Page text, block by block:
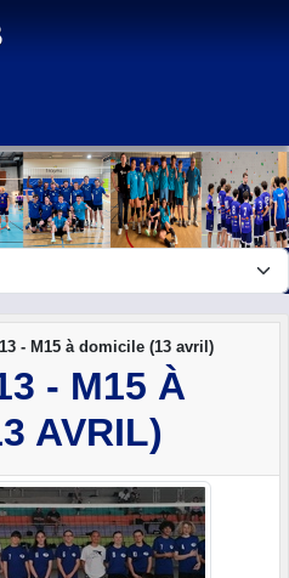
- M15 à domicile (13 avril)
- M15 À
AVRIL)